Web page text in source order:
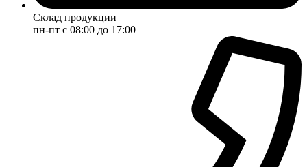
Склад продукции
пн-пт с 08:00 до 17:00